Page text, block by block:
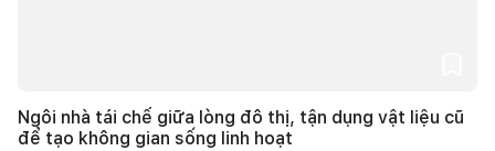
Ngôi nhà tái chế giữa lòng đô thị, tận dụng vật liệu cũ
để tạo không gian sống linh hoạt